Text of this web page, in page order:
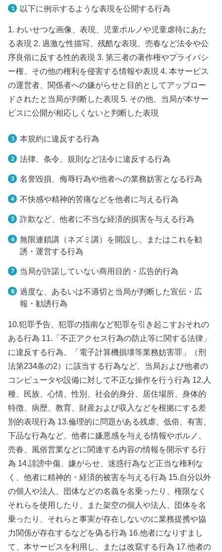
以下に例示するような表現を公開する行為
1. わいせつな画像、表現、児童ポルノや児童虐待にあた
る表現 2. 過激な性描写、残酷な表現、売春など法令や公
序良俗に反する性的表現 3. 第三者の著作権やプライバシ
ー権、その他の権利を侵害する情報や表現 4. 本サービス
の運営者、関係者への嫌がらせと目的としてアップロー
ドされたと当局が判断した表現 5. その他、当局が本サー
ビスに公開が相応しくないと判断した表現
本規約に違反する行為
法律、条令、規則など法令に違反する行為
名誉毀損、侮辱行為や他者への業務妨害となる行為
不快感や精神的苦痛などを他者に与える行為
詐欺など、他者に不当な経済的損害を与える行為
無限連鎖講（ネズミ講）を開設し、またはこれを勧
誘・運営する行為
当局が許諾していない商用目的・広告的行為
過度な、あるいは不適切と当局が判断した宣伝・広
報・勧誘行為
10.犯罪予告、犯罪の指南など犯罪を引き起こすおそれの
ある行為 11.「不正アクセス行為の防止等に関する法律」
に違反する行為、「電子計算機損壊等業務妨害罪」（刑
法第234条の2）に該当する行為など、当局および他者の
コンピュータや設備に対して不正な操作を行う行為 12.人
種、民族、心情、性別、社会的身分、居住場所、身体的
特徴、病歴、教育、財産および収入などを根拠にする差
別的表現行為 13.倫理的に問題がある残虐、低俗、有害、
下品な行為など、他者に嫌悪感を与える情報やポルノ、
売春、風俗営業などに関連する内容の情報を開示する行
為 14.誹謗中傷、嫌がらせ、迷惑行為など正当な権利な
く、他者に精神的・経済的被害を与える行為 15.自分以外
の個人や法人、団体などの名義を名乗ったり、権限なく
それらを使用したり、また架空の個人や法人、団体を名
乗ったり、それらと事実が存在しないのに業務提携や協
力関係が存在するなどを偽る行為 16.他者になりすまし
て、本サービスを利用し、または改竄する行為 17.他者の